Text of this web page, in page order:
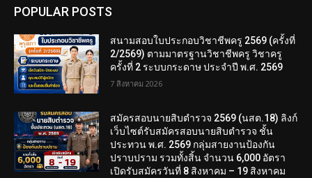
POPULAR POSTS
สนามสอบใบประกอบวิชาชีพครู 2569 (ครั้งที่
2/2569) ตามมาตรฐานวิชาชีพครู วิชาครู
ครั้งที่ 2 ระบบกระดาษ ประจำปี พ.ศ. 2569
7 สิงหาคม 2026
สมัครสอบนายสิบตำรวจ 2569 (นสต.18) ลิงก์
เว็บไซต์รับสมัครสอบนายสิบตำรวจ ชั้น
ประทวน พ.ศ. 2569 กลุ่มสายงานป้องกัน
ปราบปราม รวมทั้งสิ้น จำนวน 6,000 อัตรา
เปิดรับสมัครวันที่ 8 สิงหาคม – 19 สิงหาคม